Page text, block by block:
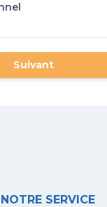
Suivant
NOTRE SERVICE